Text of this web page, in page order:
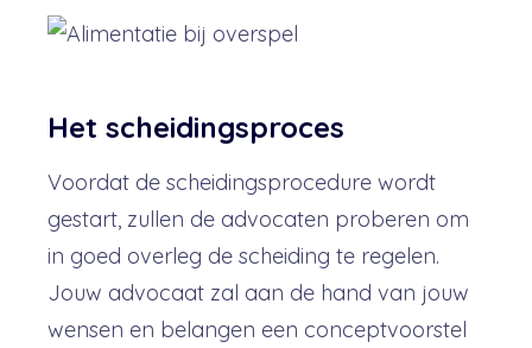
Het scheidingsproces
Voordat de scheidingsprocedure wordt
gestart, zullen de advocaten proberen om
in goed overleg de scheiding te regelen.
Jouw advocaat zal aan de hand van jouw
wensen en belangen een conceptvoorstel